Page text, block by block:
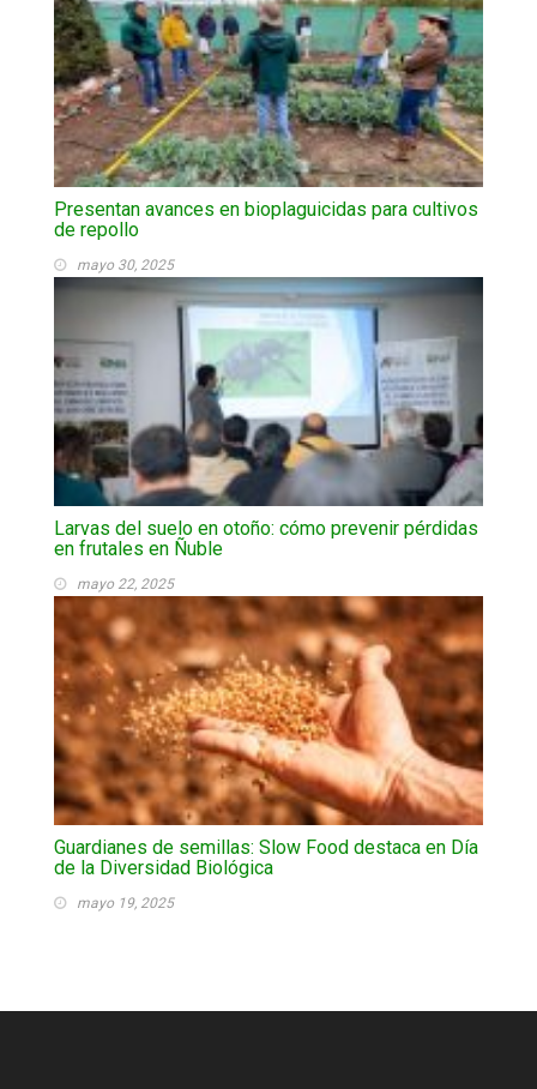
Presentan avances en bioplaguicidas para cultivos
de repollo
mayo 30, 2025
Larvas del suelo en otoño: cómo prevenir pérdidas
en frutales en Ñuble
mayo 22, 2025
Guardianes de semillas: Slow Food destaca en Día
de la Diversidad Biológica
mayo 19, 2025